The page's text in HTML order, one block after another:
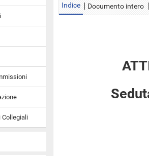
Collegiali
Indice Documento intero